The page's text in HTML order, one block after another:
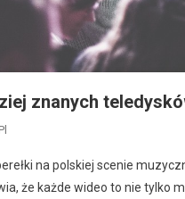
znanych
na polskiej scenie
że każde wideo to nie tylko